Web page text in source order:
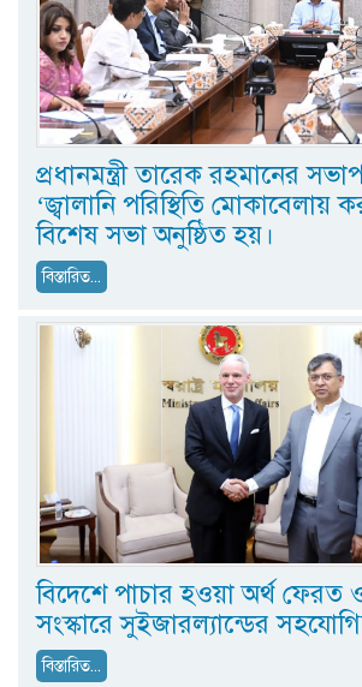
প্রধানমন্ত্রী তারেক রহমানের
‘জ্বালানি পরিস্থিতি মোকাবেলায়
বিশেষ সভা অনুষ্ঠিত হয়।
বিস্তারিত...
বিদেশে পাচার হওয়া অর্থ ফেরত
সংস্কারে সুইজারল্যান্ডের
বিস্তারিত...